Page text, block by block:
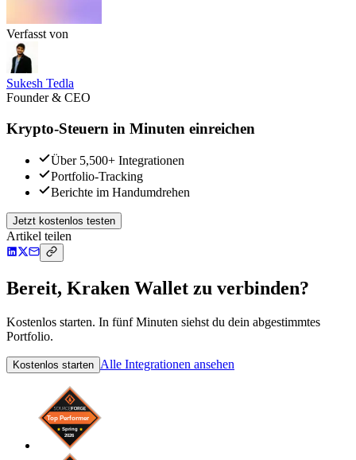
Verfasst von
Sukesh Tedla
Founder & CEO
Krypto-Steuern in Minuten einreichen
Über 5,500+ Integrationen
Portfolio-Tracking
Berichte im Handumdrehen
Jetzt kostenlos testen
Artikel teilen
Bereit, Kraken Wallet zu verbinden?
Kostenlos starten. In fünf Minuten siehst du dein abgestimmtes
Portfolio.
Kostenlos starten Alle Integrationen ansehen